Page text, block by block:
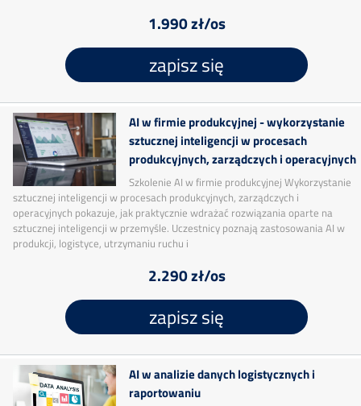
1.990 zł/os
zapisz się
AI w firmie produkcyjnej - wykorzystanie
sztucznej inteligencji w procesach
produkcyjnych, zarządczych i operacyjnych
Szkolenie AI w firmie produkcyjnej Wykorzystanie
sztucznej inteligencji w procesach produkcyjnych, zarządczych i
operacyjnych pokazuje, jak praktycznie wdrażać rozwiązania oparte na
sztucznej inteligencji w przemyśle. Uczestnicy poznają zastosowania AI w
produkcji, logistyce, utrzymaniu ruchu i
2.290 zł/os
zapisz się
AI w analizie danych logistycznych i
raportowaniu